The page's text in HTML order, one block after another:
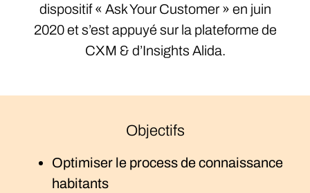
dispositif « Ask Your Customer » en juin
2020 et s’est appuyé sur la plateforme de
CXM & d’Insights Alida.
Objectifs
Optimiser le process de connaissance
habitants